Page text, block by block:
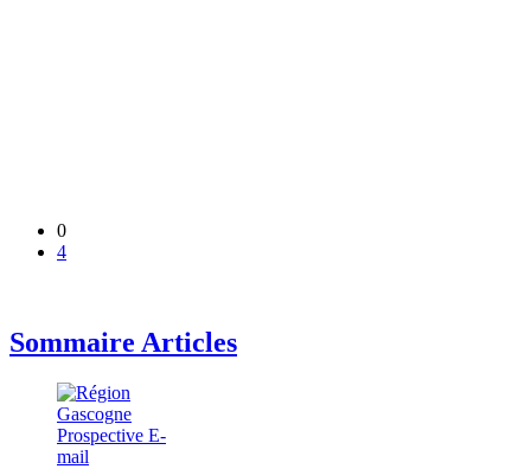
0
4
Sommaire Articles